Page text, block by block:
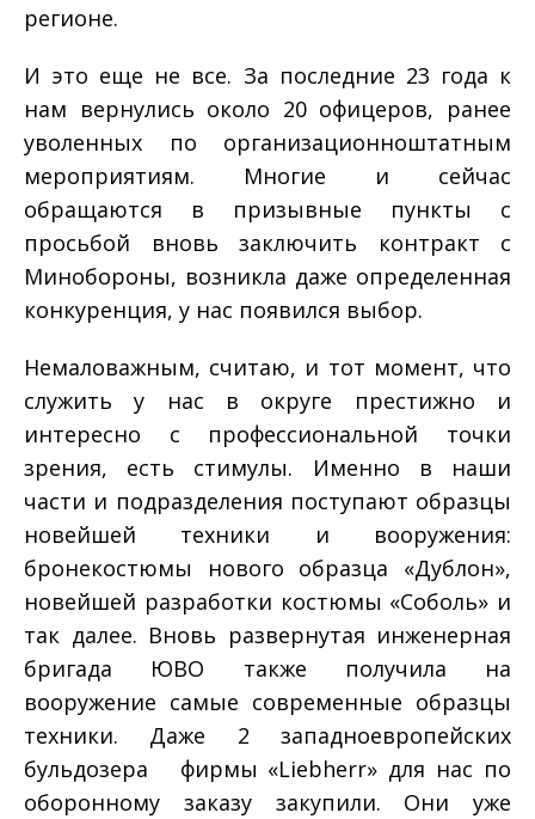
регионе.
И это еще не все. За последние 2­3 года к
нам вернулись около 20 офицеров, ранее
уволенных по организационно­штатным
мероприятиям. Многие и сейчас
обращаются в призывные пункты с
просьбой вновь заключить контракт с
Минобороны, возникла даже определенная
конкуренция, у нас появился выбор.
Немаловажным, считаю, и тот момент, что
служить у нас в округе престижно и
интересно с профессиональной точки
зрения, есть стимулы. Именно в наши
части и подразделения поступают образцы
новейшей техники и вооружения:
бронекостюмы нового образца «Дублон»,
новейшей разработки костюмы «Соболь» и
так далее. Вновь развернутая инженерная
бригада ЮВО также получила на
вооружение самые современные образцы
техники. Даже 2 западноевропейских
бульдозера фирмы «Liebherr» для нас по
оборонному заказу закупили. Они уже